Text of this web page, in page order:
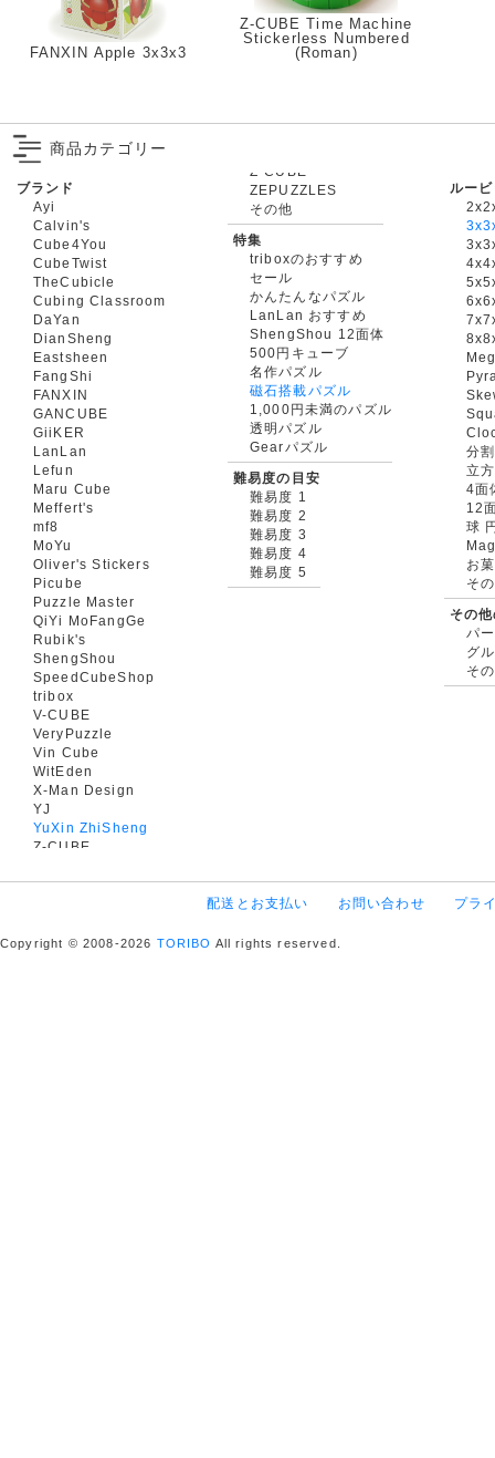
FANXIN Apple 3x3x3
Z-CUBE Time Machine
Stickerless Numbered
(Roman)
商品カテゴリー
ブランド
Ayi
Calvin's
Cube4You
CubeTwist
TheCubicle
Cubing Classroom
DaYan
DianSheng
Eastsheen
FangShi
FANXIN
GANCUBE
GiiKER
LanLan
Lefun
Maru Cube
Meffert's
mf8
MoYu
Oliver's Stickers
Picube
Puzzle Master
QiYi MoFangGe
Rubik's
ShengShou
SpeedCubeShop
tribox
V-CUBE
VeryPuzzle
Vin Cube
WitEden
X-Man Design
YJ
YuXin ZhiSheng
Z-CUBE
ZEPUZZLES
その他
特集
triboxのおすすめ
セール
かんたんなパズル
LanLan おすすめ
ShengShou 12面体
500円キューブ
名作パズル
磁石搭載パズル
1,000円未満のパズル
透明パズル
Gearパズル
難易度の目安
難易度 1
難易度 2
難易度 3
難易度 4
難易度 5
ルー
分
立
4面
12
球
お
そ
その
パ
グ
そ
配送とお支払い お問い合わせ プラ
Copyright © 2008-2026 TORIBO All rights reserved.